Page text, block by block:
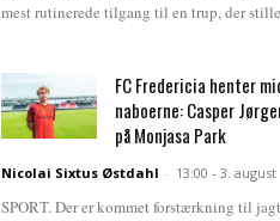
mest rutinerede tilgang til en trup, der
FC Fredericia henter
naboerne: Casper
på Monjasa Park
Nicolai Sixtus Østdahl - 13:00 - 3. august
SPORT. Der er kommet forstærkning til